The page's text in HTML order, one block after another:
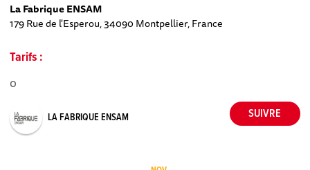
La Fabrique ENSAM
179 Rue de l'Esperou, 34090 Montpellier, France
Tarifs :
0
LA FABRIQUE ENSAM